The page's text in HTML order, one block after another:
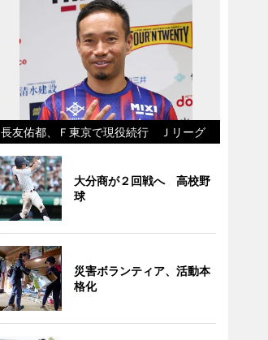
長友佑都、Ｆ東京で現役続行 Ｊリーグ
大分商が２回戦へ 高校野
球
災害ボランティア、活動本
格化